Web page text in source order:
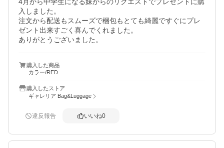
入しました。
注文から配送もスムーズで梱包もとても綺麗ですぐにプレ
ゼント出来すごく喜んでくれました。
ありがとうございました。
購入した商品
カラー/RED
購入したストア
ギャレリア Bag&Luggage
違反報告 いいね0